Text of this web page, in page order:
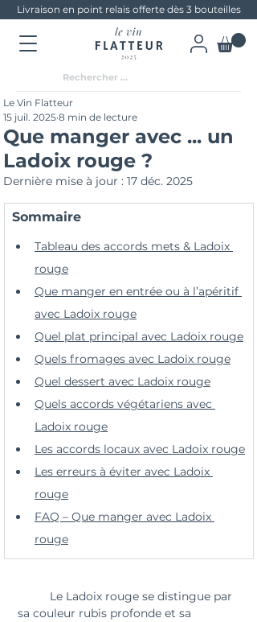
Livraison en point relais offerte dès 3 bouteilles
Que manger avec ... un
Ladoix rouge ?
Le Vin Flatteur
15 juil. 2025 8 min de lecture
Dernière mise à jour : 17 déc. 2025
Sommaire
Tableau des accords mets & Ladoix
rouge
Que manger en entrée ou à l’apéritif
avec Ladoix rouge
Quel plat principal avec Ladoix rouge
Quels fromages avec Ladoix rouge
Quel dessert avec Ladoix rouge
Quels accords végétariens avec
Ladoix rouge
Les accords locaux avec Ladoix rouge
Les erreurs à éviter avec Ladoix
rouge
FAQ – Que manger avec Ladoix
rouge
sa couleur rubis profonde et sa